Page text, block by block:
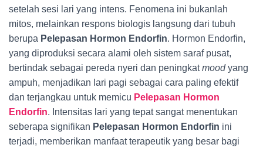
setelah sesi lari yang intens. Fenomena ini bukanlah
mitos, melainkan respons biologis langsung dari tubuh
berupa Pelepasan Hormon Endorfin. Hormon Endorfin,
yang diproduksi secara alami oleh sistem saraf pusat,
bertindak sebagai pereda nyeri dan peningkatmoodyang
ampuh, menjadikan lari pagi sebagai cara paling efektif
dan terjangkau untuk memicu Pelepasan Hormon
Endorfin. Intensitas lari yang tepat sangat menentukan
seberapa signifikan Pelepasan Hormon Endorfin ini
terjadi, memberikan manfaat terapeutik yang besar bagi